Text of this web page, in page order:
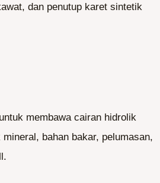
dan penutup karet sintetik
membawa cairan hidrolik
bahan bakar, pelumasan,